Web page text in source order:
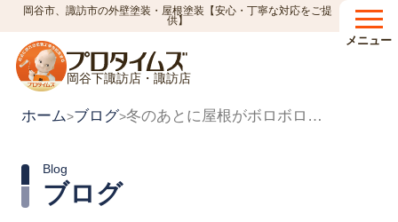
岡谷市、諏訪市の外壁塗装・屋根塗装【安心・丁寧な対応をご提
供】
岡谷下諏訪店・諏訪店
メニュー
ホーム>ブログ> 冬のあとに屋根がボロボロになる理由｜雪止めが引き起こす凍害パターン 諏訪市屋根塗装
ブログ
Blog